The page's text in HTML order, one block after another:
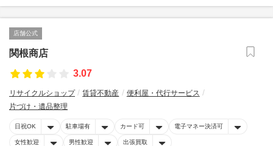
店舗公式
関根商店
3.07
リサイクルショップ 賃貸不動産
便利屋・代行サービス
片づけ・遺品整理
日祝OK 駐車場有 カード可 電子マネー決済可
女性歓迎 男性歓迎 出張買取